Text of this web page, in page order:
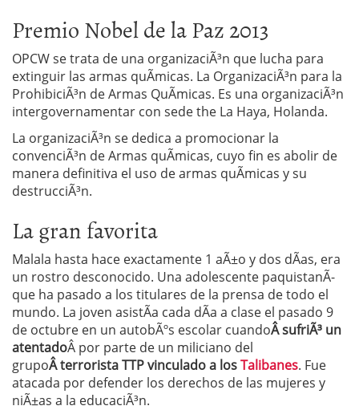
Premio Nobel de la Paz 2013
OPCW se trata de una organizaciÃ³n que lucha para
extinguir las armas quÃ­micas. La OrganizaciÃ³n para la
ProhibiciÃ³n de Armas QuÃ­micas. Es una organizaciÃ³n
intergovernamentar con sede the La Haya, Holanda.
La organizaciÃ³n se dedica a promocionar la
convenciÃ³n de Armas quÃ­micas, cuyo fin es abolir de
manera definitiva el uso de armas quÃ­micas y su
destrucciÃ³n.
La gran favorita
Malala hasta hace exactamente 1 aÃ±o y dos dÃ­as, era
un rostro desconocido. Una adolescente paquistanÃ­
que ha pasado a los titulares de la prensa de todo el
mundo. La joven asistÃ­a cada dÃ­a a clase el pasado 9
de octubre en un autobÃºs escolar cuandoÂ sufriÃ³ un
atentadoÂ por parte de un miliciano del
grupoÂ terrorista TTP vinculado a losTalibanes. Fue
atacada por defender los derechos de las mujeres y
niÃ±as a la educaciÃ³n.